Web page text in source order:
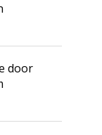
door